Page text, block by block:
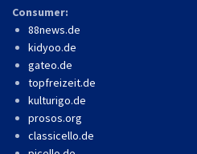
Consumer:
88news.de
kidyoo.de
gateo.de
topfreizeit.de
kulturigo.de
prosos.org
classicello.de